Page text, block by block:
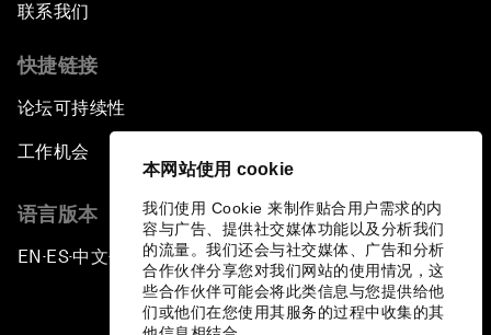
本网站使用 cookie
我们使用 Cookie 来制作贴合用户需求的内
容与广告、提供社交媒体功能以及分析我们
的流量。我们还会与社交媒体、广告和分析
合作伙伴分享您对我们网站的使用情况，这
些合作伙伴可能会将此类信息与您提供给他
们或他们在您使用其服务的过程中收集的其
联系我们
快捷链接
论坛可持续性
工作机会
语言版本
EN ▪ ES▪中文▪ 日本語